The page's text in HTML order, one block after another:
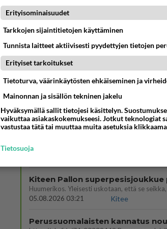
Voiko meidän välit
Koskaan parantua tästä?
05.08.2026 05:34
Ikävä
Jos SDP ei voita reilusti, persut
06.08.2026 09:02
Maailman menoa
Onko kaivattusi
05.08.2026 17:47
Ikävä
Kauanko olet kaivannut
koska hänet löysit?
05.08.2026 03:21
Kitee
Erityisominaisuudet
Tarkkojen sijaintitietojen käyttäminen
Tunnista laitteet aktiivisesti pyydettyjen tietojen
Erityiset tarkoitukset
Tietoturva, väärinkäytösten ehkäiseminen ja
Mainonnan ja sisällön tekninen jakelu
Hyväksymällä sallit tietojesi käsittelyn.
vaikuttaa asiakaskokemukseesi. Jotkut teknologiat
vastustaa tätä tai muuttaa muita asetuksia
Tietosuoja